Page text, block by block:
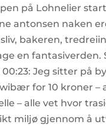
på Lohnelier
antonsen naken
bakeren,
en fantasiverden.
00:23: Jeg sitter
for 10 kroner
– alle vet hvor
miljø gjennom å